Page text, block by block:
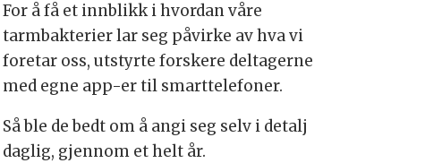
For å få et innblikk i hvordan våre
tarmbakterier lar seg påvirke av hva vi
foretar oss, utstyrte forskere deltagerne
med egne app-er til smarttelefoner.
Så ble de bedt om å angi seg selv i detalj
daglig, gjennom et helt år.